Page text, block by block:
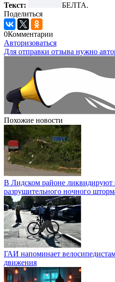
Текст:
БЕЛТА.
Поделиться
0Комментарии
Авторизоваться
Для отправки отзыва нужно
Похожие новости
В Лидском районе ликвидируют
разрушительного ночного
ГАИ напоминает
движения